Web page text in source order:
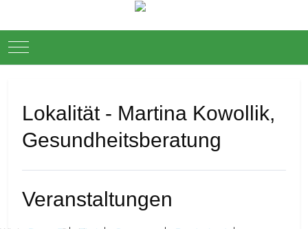
Mobile Menu Toggle
Lokalität - Martina Kowollik,
Gesundheitsberatung
Veranstaltungen